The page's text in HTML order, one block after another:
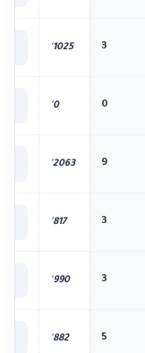
3
1025'
0
0'
9
2063'
3
817'
3
990'
5
882'